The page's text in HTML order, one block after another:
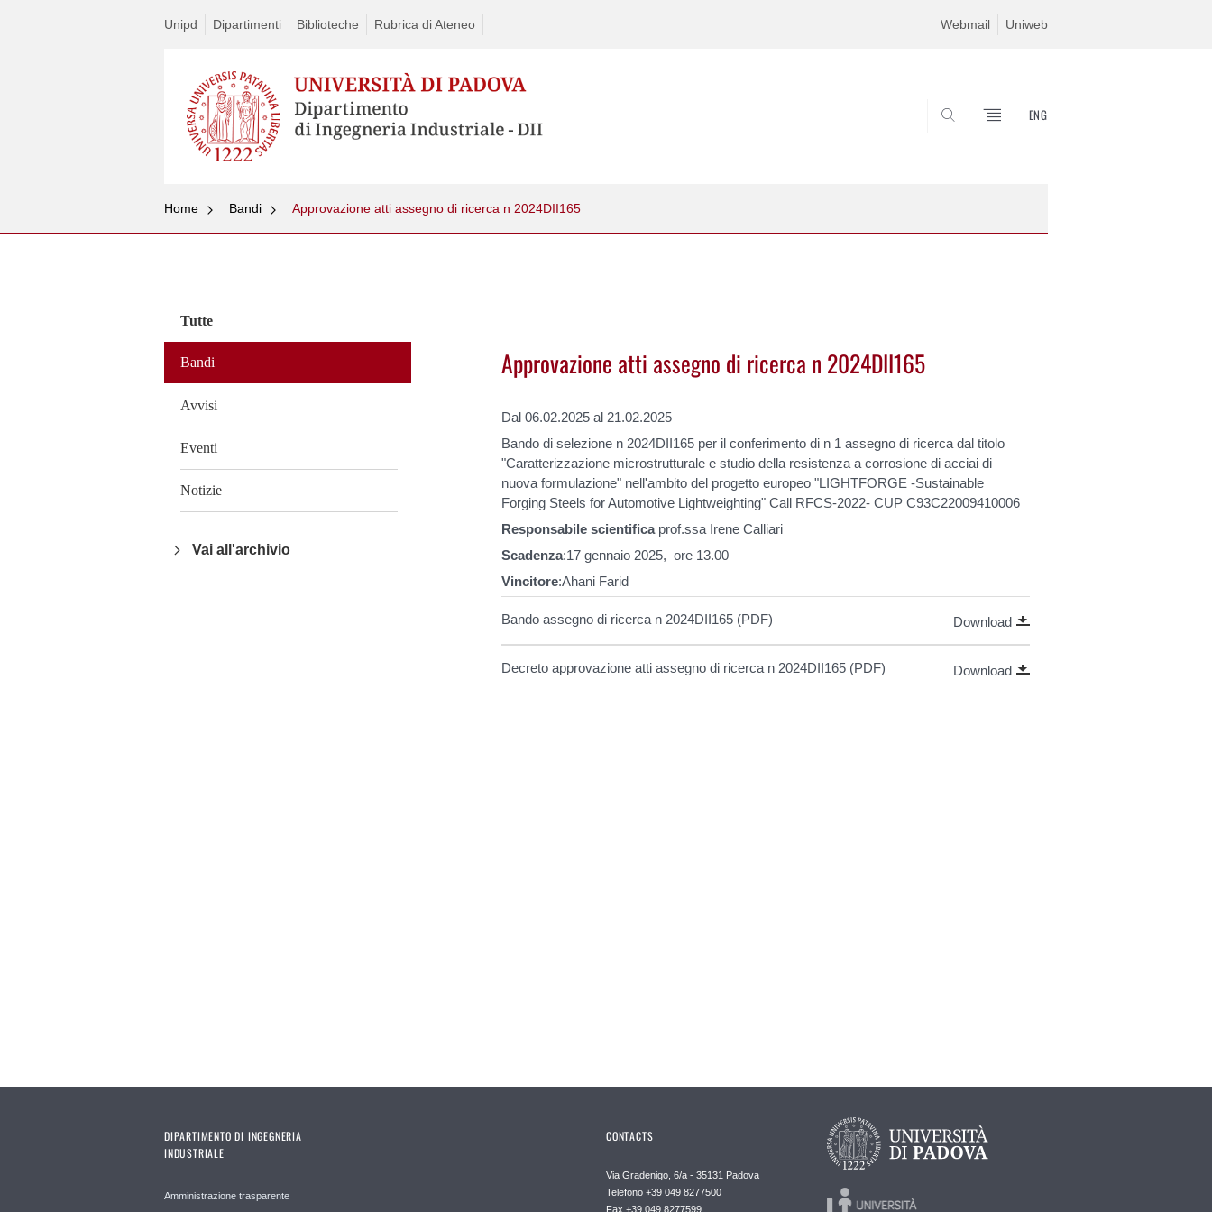
Unipd Dipartimenti Biblioteche Rubrica di Ateneo Webmail Uniweb
ENG
Home Bandi Approvazione atti assegno di ricerca n 2024DII165
Tutte
Bandi
Avvisi
Eventi
Notizie
Vai all'archivio
Approvazione atti assegno di ricerca n 2024DII165
Dal 06.02.2025 al 21.02.2025
Bando di selezione n 2024DII165 per il conferimento di n 1 assegno di ricerca dal titolo
"Caratterizzazione microstrutturale e studio della resistenza a corrosione di acciai di
nuova formulazione" nell'ambito del progetto europeo "LIGHTFORGE -Sustainable
Forging Steels for Automotive Lightweighting" Call RFCS-2022- CUP C93C22009410006
Responsabile scientificaprof.ssa Irene Calliari
Scadenza:17 gennaio 2025, ore 13.00
Vincitore:Ahani Farid
Bando assegno di ricerca n 2024DII165 (PDF) Download
Decreto approvazione atti assegno di ricerca n 2024DII165 (PDF) Download
DIPARTIMENTO DI INGEGNERIA
INDUSTRIALE
Amministrazione trasparente
CONTACTS
Via Gradenigo, 6/a - 35131 Padova
Telefono +39 049 8277500
Fax +39 049 8277599